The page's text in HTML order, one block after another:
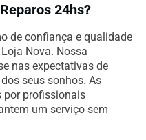
24hs?
de confiança e qualidade
Nova. Nossa
nas expectativas de
seus sonhos. As
por profissionais
um serviço sem